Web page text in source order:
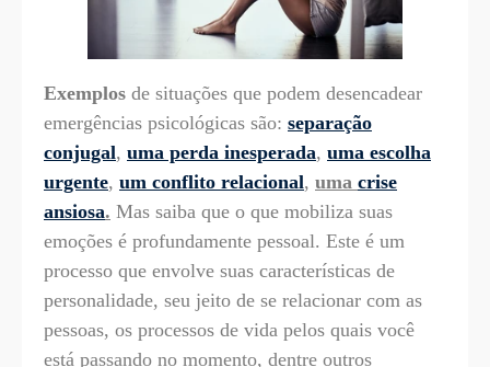
Exemplos de situações que podem desencadear
emergências psicológicas são: separação
conjugal, uma perda inesperada, uma escolha
urgente, um conflito relacional, uma crise
ansiosa. Mas saiba que o que mobiliza suas
emoções é profundamente pessoal. Este é um
processo que envolve suas características de
personalidade, seu jeito de se relacionar com as
pessoas, os processos de vida pelos quais você
está passando no momento, dentre outros